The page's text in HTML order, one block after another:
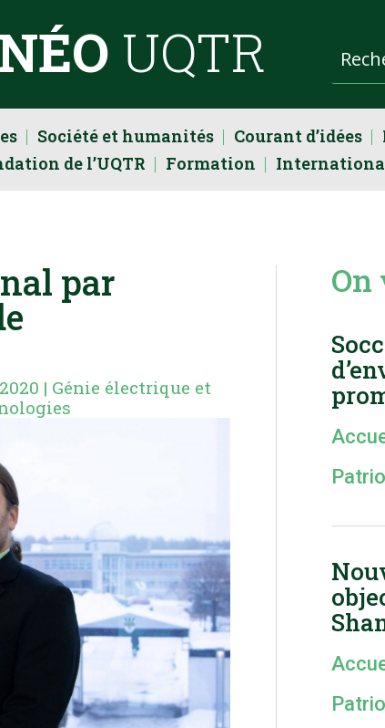
UQTR
Société et humanités Courant d’idées
de l’UQTR Formation
par
| Génie électrique et
On